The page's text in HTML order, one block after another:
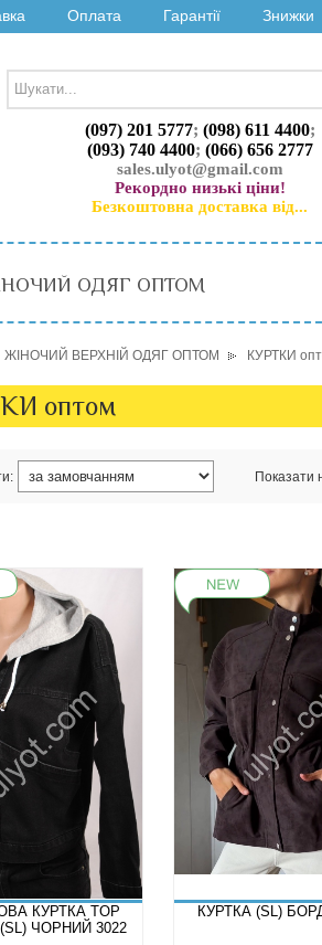
Оплата Гарантії Знижки
(097) 201 5777; (098) 611 4400;
(093) 740 4400; (066) 656 2777
sales.ulyot@gmail.com
Рекордно низькі ціни!
Безкоштовна доставка від...
ОДЯГ ОПТОМ
ЖІНОЧИЙ ВЕРХНІЙ ОДЯГ ОПТОМ КУРТКИ
оптом
Показати
КУРТКА TOP
(SL) ЧОРНИЙ 3022
КУРТКА (SL)